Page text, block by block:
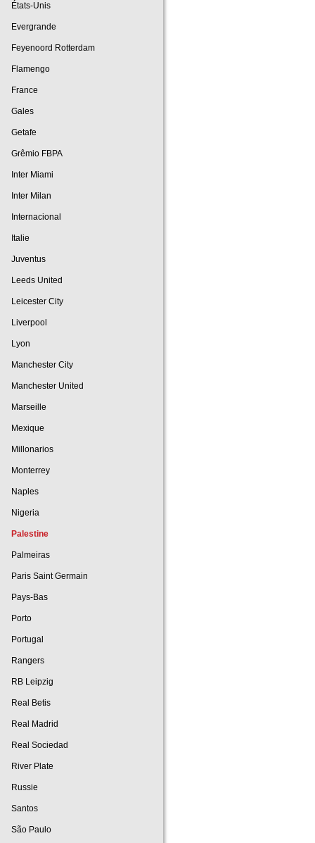
États-Unis
Evergrande
Feyenoord Rotterdam
Flamengo
France
Gales
Getafe
Grêmio FBPA
Inter Miami
Inter Milan
Internacional
Italie
Juventus
Leeds United
Leicester City
Liverpool
Lyon
Manchester City
Manchester United
Marseille
Mexique
Millonarios
Monterrey
Naples
Nigeria
Palestine
Palmeiras
Paris Saint Germain
Pays-Bas
Porto
Portugal
Rangers
RB Leipzig
Real Betis
Real Madrid
Real Sociedad
River Plate
Russie
Santos
São Paulo